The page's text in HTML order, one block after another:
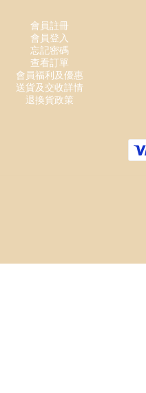
會員註冊
會員登入
忘記密碼
查看訂單
會員福利及優惠
送貨及交收詳情
退換貨政策